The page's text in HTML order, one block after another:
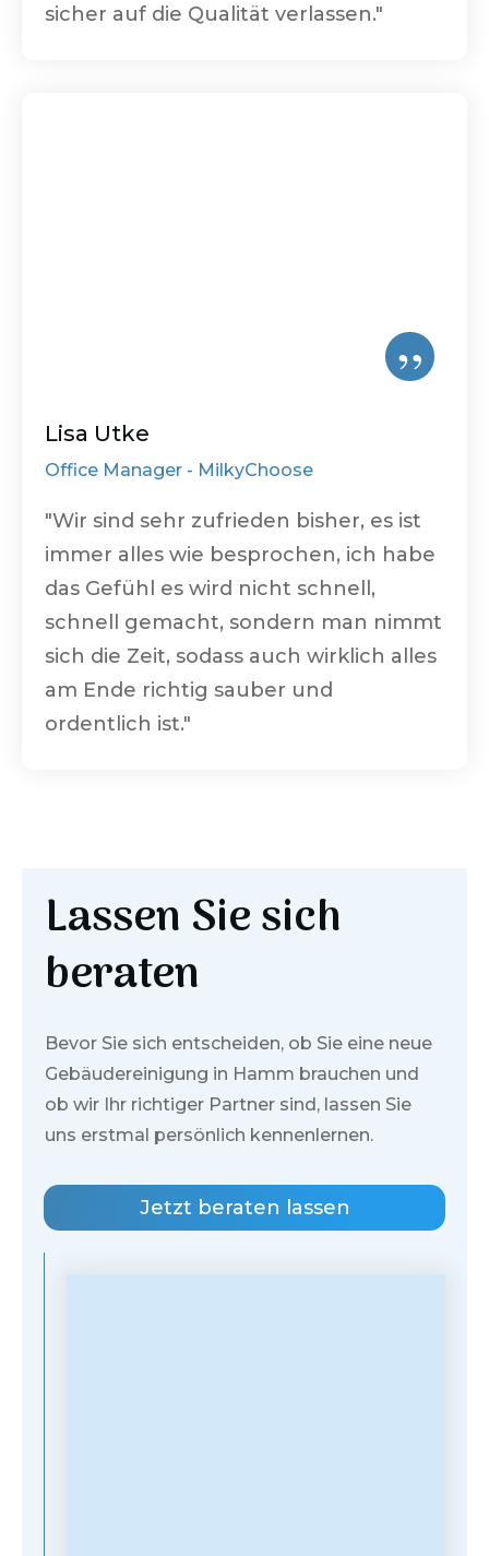
sicher auf die Qualität verlassen."
Lisa Utke
Office Manager - MilkyChoose
"Wir sind sehr zufrieden bisher, es ist
immer alles wie besprochen, ich habe
das Gefühl es wird nicht schnell,
schnell gemacht, sondern man nimmt
sich die Zeit, sodass auch wirklich alles
am Ende richtig sauber und
ordentlich ist."
”
Lassen Sie sich
beraten
Bevor Sie sich entscheiden, ob Sie eine neue
Gebäudereinigung in Hamm brauchen und
ob wir Ihr richtiger Partner sind, lassen Sie
uns erstmal persönlich kennenlernen.
Jetzt beraten lassen